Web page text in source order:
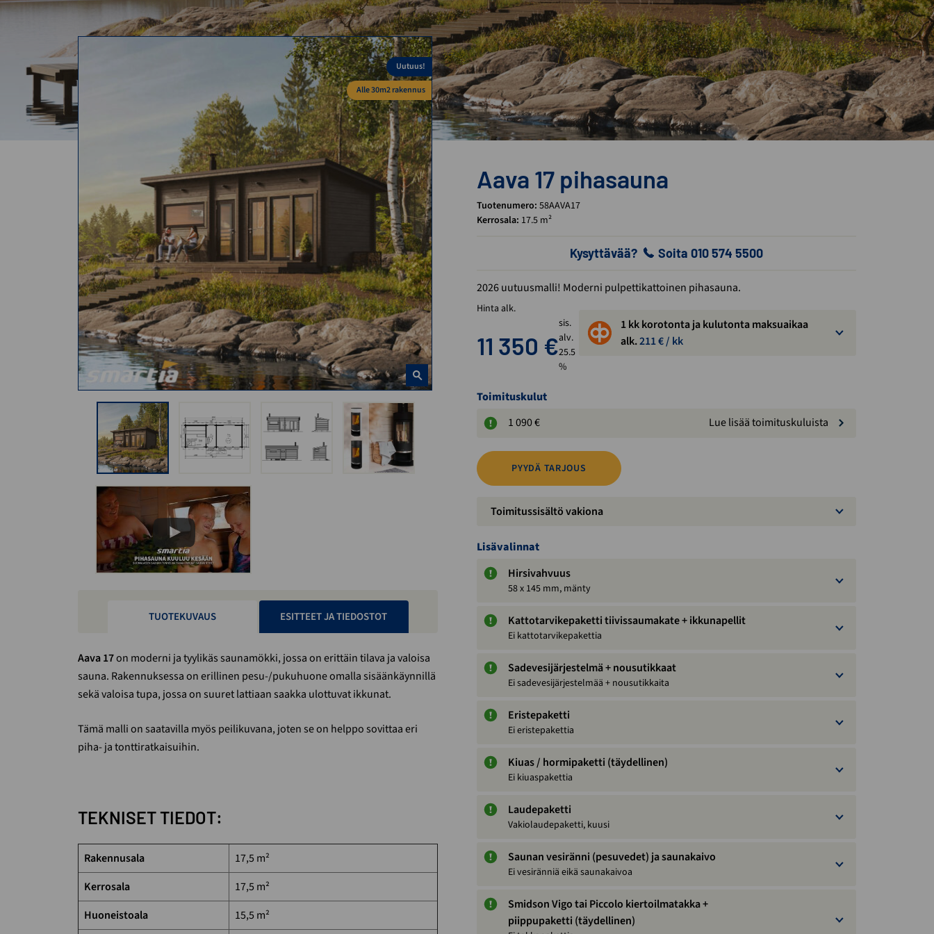
Uutuus!
Alle 30m2 rakennus
Aava 17 pihasauna
Tuotenumero: 58AAVA17
Kerrosala: 17.5 m²
Kysyttävää? Soita 010 574 5500
2026 uutuusmalli! Moderni pulpettikattoinen pihasauna.
Hinta alk.
11 350 €
sis.
alv.
25.5
%
1 kk korotonta ja kulutonta maksuaikaa
alk.211€ / kk
Toimituskulut
1 090 €
Lue lisää toimituskuluista
PYYDÄ TARJOUS
Toimitussisältö vakiona
Lisävalinnat
Hirsivahvuus
58 x 145 mm, mänty
Kattotarvikepaketti tiivissaumakate + ikkunapellit
Ei kattotarvikepakettia
Sadevesijärjestelmä + nousutikkaat
Ei sadevesijärjestelmää + nousutikkaita
Eristepaketti
Ei eristepakettia
Kiuas / hormipaketti (täydellinen)
Ei kiuaspakettia
Laudepaketti
Vakiolaudepaketti, kuusi
Saunan vesiränni (pesuvedet) ja saunakaivo
Ei vesiränniä eikä saunakaivoa
Smidson Vigo tai Piccolo kiertoilmatakka +
piippupaketti (täydellinen)
TUOTEKUVAUS ESITTEET JA TIEDOSTOT
Aava 17on moderni ja tyylikäs saunamökki, jossa on erittäin tilava ja valoisa
sauna. Rakennuksessa on erillinen pesu-/pukuhuone omalla sisäänkäynnillä
sekä valoisa tupa, jossa on suuret lattiaan saakka ulottuvat ikkunat.
Tämä malli on saatavilla myös peilikuvana, joten se on helppo sovittaa eri
piha- ja tonttiratkaisuihin.
TEKNISET TIEDOT:
Rakennusala
17,5 m²
Kerrosala
17,5 m²
Huoneistoala
15,5 m²